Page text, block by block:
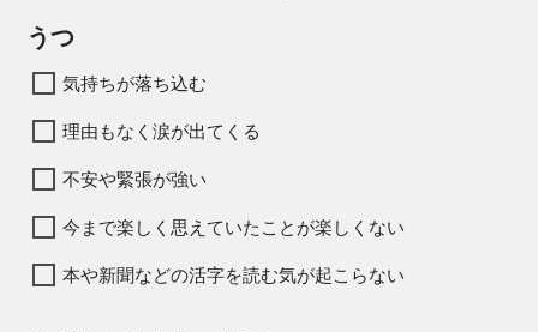
うつ
気持ちが落ち込む
理由もなく涙が出てくる
不安や緊張が強い
今まで楽しく思えていたことが楽しくない
本や新聞などの活字を読む気が起こらない